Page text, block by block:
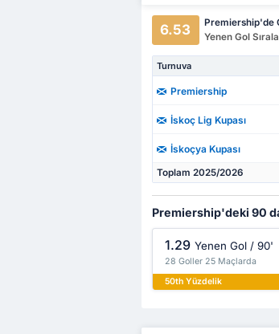
6.53
Premiership'de
Yenen Gol
Turnuva
Premiership
İskoç Lig Kupası
İskoçya Kupası
Toplam 2025/2026
Premiership'deki 90
1.29 Yenen Gol / 90'
28 Goller 25 Maçlarda
50th Yüzdelik